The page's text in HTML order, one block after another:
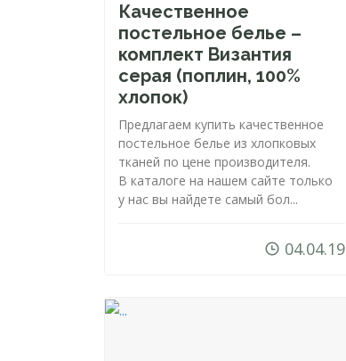
Качественное
постельное белье –
комплект Византия
серая (поплин, 100%
хлопок)
Предлагаем купить качественное
постельное белье из хлопковых
тканей по цене производителя.
В каталоге на нашем сайте только
у нас вы найдете самый бол...
04.04.19